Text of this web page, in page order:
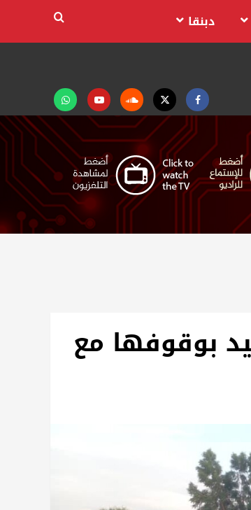
Facebook
Twitter
Soundcloud
Youtubeتابعنا
على
واتساب
دبنقا
بوقوفها مع